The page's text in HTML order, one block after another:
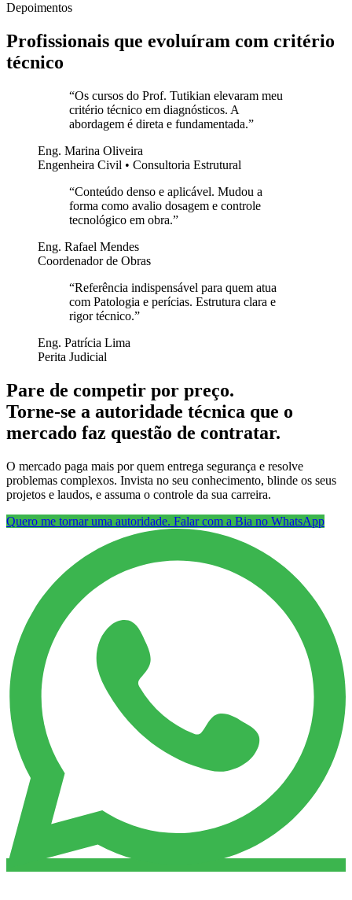
Depoimentos
Profissionais que evoluíram com critério
técnico
“Os cursos do Prof. Tutikian elevaram meu
critério técnico em diagnósticos. A
abordagem é direta e fundamentada.”
Eng. Marina Oliveira
Engenheira Civil • Consultoria Estrutural
“Conteúdo denso e aplicável. Mudou a
forma como avalio dosagem e controle
tecnológico em obra.”
Eng. Rafael Mendes
Coordenador de Obras
“Referência indispensável para quem atua
com Patologia e perícias. Estrutura clara e
rigor técnico.”
Eng. Patrícia Lima
Perita Judicial
Pare de competir por preço.
Torne-se a autoridade técnica que o
mercado faz questão de contratar.
O mercado paga mais por quem entrega segurança e resolve
problemas complexos. Invista no seu conhecimento, blinde os seus
projetos e laudos, e assuma o controle da sua carreira.
Quero me tornar uma autoridade. Falar com a Bia no WhatsApp